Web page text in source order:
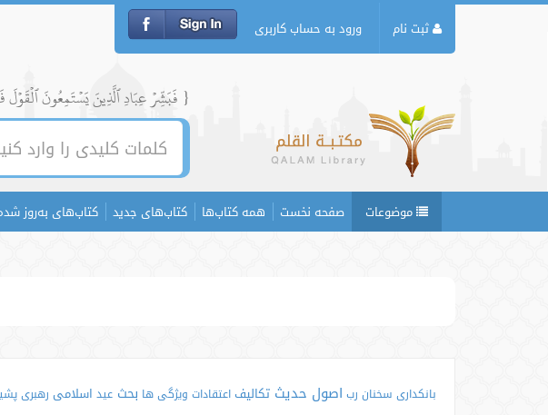
ثبت نام ورود به حساب کاربری
{ فَبَشِّرۡ عِبَادِ ٱلَّذِينَ يَسۡتَمِعُونَ
موضوعات صفحه نخست همه کتاب‌ها کتاب‌های جدید کتاب‌های به‌روز
بانکداری سخنان رب اصول حدیث تکالیف اعتقادات ویژگی ها بحث عید اسلامی رهبری